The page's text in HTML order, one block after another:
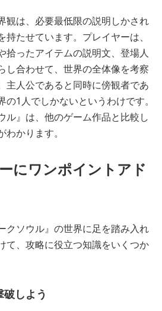
観は、必要最低限の説明しかされ
たせています。プレイヤーは、
拾ったアイテムの説明文、登場人
し合わせて、世界の全体像を考察
主人公であると同時に傍観者であ
1人でしかないというわけです。
ル』は、他のゲーム作品と比較し
かります。
にワンポイントアド
クソウル』の世界に足を踏み入れ
て、攻略に役立つ知識をいくつか
破しよう